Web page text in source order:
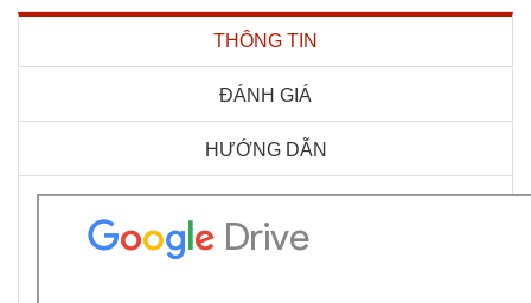
THÔNG TIN
ĐÁNH GIÁ
HƯỚNG DẪN